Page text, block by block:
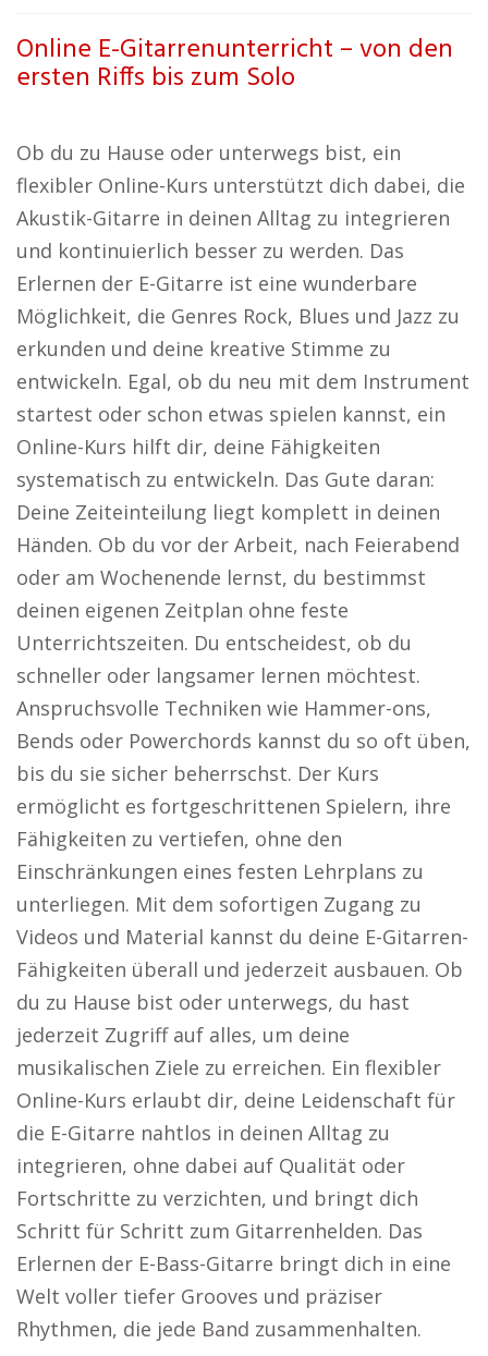
Online E-Gitarrenunterricht – von den
ersten Riffs bis zum Solo
Ob du zu Hause oder unterwegs bist, ein
flexibler Online-Kurs unterstützt dich dabei, die
Akustik-Gitarre in deinen Alltag zu integrieren
und kontinuierlich besser zu werden. Das
Erlernen der E-Gitarre ist eine wunderbare
Möglichkeit, die Genres Rock, Blues und Jazz zu
erkunden und deine kreative Stimme zu
entwickeln. Egal, ob du neu mit dem Instrument
startest oder schon etwas spielen kannst, ein
Online-Kurs hilft dir, deine Fähigkeiten
systematisch zu entwickeln. Das Gute daran:
Deine Zeiteinteilung liegt komplett in deinen
Händen. Ob du vor der Arbeit, nach Feierabend
oder am Wochenende lernst, du bestimmst
deinen eigenen Zeitplan ohne feste
Unterrichtszeiten. Du entscheidest, ob du
schneller oder langsamer lernen möchtest.
Anspruchsvolle Techniken wie Hammer-ons,
Bends oder Powerchords kannst du so oft üben,
bis du sie sicher beherrschst. Der Kurs
ermöglicht es fortgeschrittenen Spielern, ihre
Fähigkeiten zu vertiefen, ohne den
Einschränkungen eines festen Lehrplans zu
unterliegen. Mit dem sofortigen Zugang zu
Videos und Material kannst du deine E-Gitarren-
Fähigkeiten überall und jederzeit ausbauen. Ob
du zu Hause bist oder unterwegs, du hast
jederzeit Zugriff auf alles, um deine
musikalischen Ziele zu erreichen. Ein flexibler
Online-Kurs erlaubt dir, deine Leidenschaft für
die E-Gitarre nahtlos in deinen Alltag zu
integrieren, ohne dabei auf Qualität oder
Fortschritte zu verzichten, und bringt dich
Schritt für Schritt zum Gitarrenhelden. Das
Erlernen der E-Bass-Gitarre bringt dich in eine
Welt voller tiefer Grooves und präziser
Rhythmen, die jede Band zusammenhalten.